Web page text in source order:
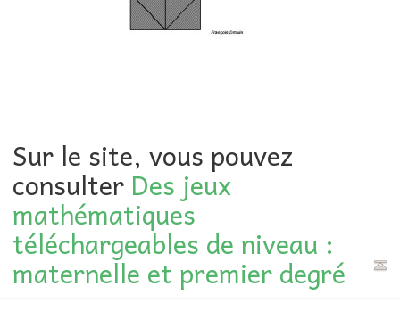
Sur le site, vous pouvez
consulter Des jeux
mathématiques
téléchargeables de niveau :
maternelle et premier degré